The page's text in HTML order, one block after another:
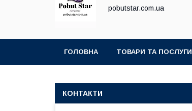
pobutstar.com.ua
ГОЛОВНА ТОВАРИ ТА ПОСЛУГИ
КОНТАКТИ